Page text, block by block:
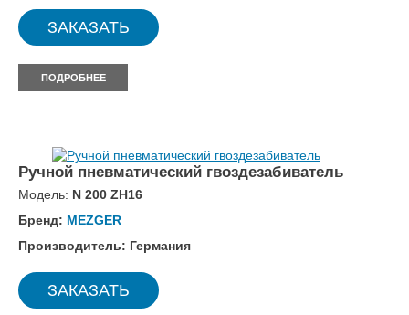
ЗАКАЗАТЬ
ПОДРОБНЕЕ
Ручной пневматический гвоздезабиватель
Модель: N 200 ZH16
Бренд: MEZGER
Производитель: Германия
ЗАКАЗАТЬ